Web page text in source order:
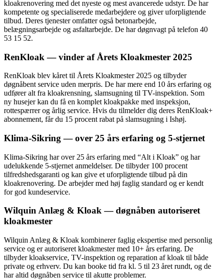
kloakrenovering med det nyeste og mest avancerede udstyr. De har
kompetente og specialiserede medarbejdere og giver uforpligtende
tilbud. Deres tjenester omfatter også betonarbejde,
belægningsarbejde og asfaltarbejde. De har døgnvagt på telefon 40
53 15 52.
RenKloak — vinder af Årets Kloakmester 2025
RenKloak blev kåret til Årets Kloakmester 2025 og tilbyder
døgnåbent service uden merpris. De har mere end 10 års erfaring og
udfører alt fra kloakrensning, slamsugning til TV-inspektion. Som
ny husejer kan du få en komplet kloakpakke med inspeksjon,
rottespærrer og årlig service. Hvis du tilmelder dig deres RenKloak+
abonnement, får du 15 procent rabat på slamsugning i Ishøj.
Klima-Sikring — over 25 års erfaring og 5-stjernet
Klima-Sikring har over 25 års erfaring med “Alt i Kloak” og har
udelukkende 5-stjernet anmeldelser. De tilbyder 100 procent
tilfredshedsgaranti og kan give et uforpligtende tilbud på din
kloakrenovering. De arbejder med høj faglig standard og er kendt
for god kundeservice.
Wilquin Anlæg & Kloak — døgnåben autoriseret
kloakmester
Wilquin Anlæg & Kloak kombinerer faglig ekspertise med personlig
service og er autoriseret kloakmester med 10+ års erfaring. De
tilbyder kloakservice, TV-inspektion og reparation af kloak til både
private og erhverv. Du kan booke tid fra kl. 5 til 23 året rundt, og de
har altid døgnåben service til akutte problemer.